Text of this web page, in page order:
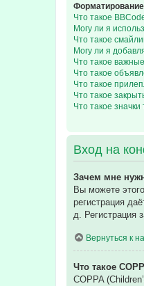
Что такое
Могу ли я
Что такое
Могу ли я
Что такое
Что такое
Что такое
Что такое
Что такое значки
Вход на
Зачем мне
Вы можете
регистрация
д. Регистрация
Вернуться к
Что такое
COPPA